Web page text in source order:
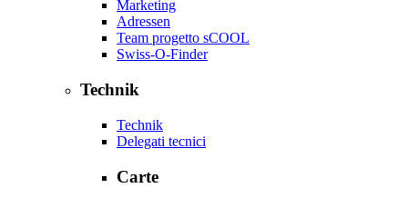
Marketing
Adressen
Team progetto sCOOL
Swiss-O-Finder
Technik
Technik
Delegati tecnici
Carte